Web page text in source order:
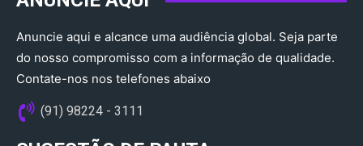
Anuncie aqui e alcance uma audiência global. Seja parte
do nosso compromisso com a informação de qualidade.
Contate-nos nos telefones abaixo
(91) 98224 - 3111